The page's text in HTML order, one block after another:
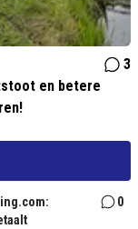
3
en betere
0